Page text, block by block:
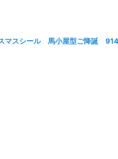
マスシール 馬小屋型ご降誕 914